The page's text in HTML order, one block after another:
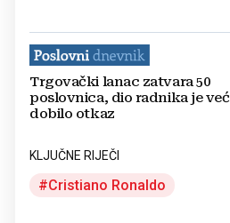
Trgovački lanac zatvara 50
poslovnica, dio radnika je već
dobilo otkaz
KLJUČNE RIJEČI
Cristiano Ronaldo